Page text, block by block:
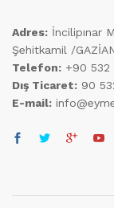
Adres: İncilipınar
Şehitkamil /
Telefon: +90 532
Dış Ticaret: 90
E-mail: